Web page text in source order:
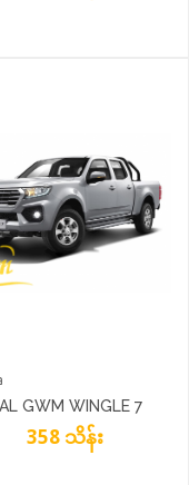
GWM WINGLE 7
358 သိန်း